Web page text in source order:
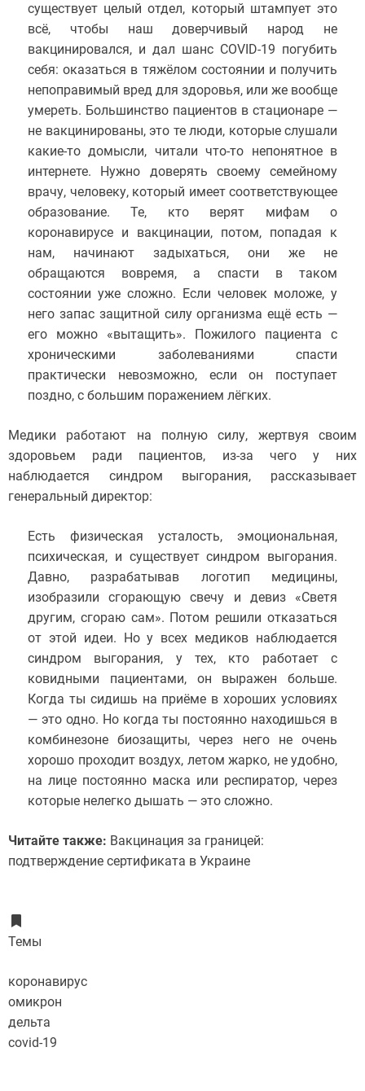
существует целый отдел, который штампует это
всё, чтобы наш доверчивый народ не
вакцинировался, и дал шанс COVID-19 погубить
себя: оказаться в тяжёлом состоянии и получить
непоправимый вред для здоровья, или же вообще
умереть. Большинство пациентов в стационаре —
не вакцинированы, это те люди, которые слушали
какие-то домысли, читали что-то непонятное в
интернете. Нужно доверять своему семейному
врачу, человеку, который имеет соответствующее
образование. Те, кто верят мифам о
коронавирусе и вакцинации, потом, попадая к
нам, начинают задыхаться, они же не
обращаются вовремя, а спасти в таком
состоянии уже сложно. Если человек моложе, у
него запас защитной силу организма ещё есть —
его можно «вытащить». Пожилого пациента с
хроническими заболеваниями спасти
практически невозможно, если он поступает
поздно, с большим поражением лёгких.
Медики работают на полную силу, жертвуя своим
здоровьем ради пациентов, из-за чего у них
наблюдается синдром выгорания, рассказывает
генеральный директор:
Есть физическая усталость, эмоциональная,
психическая, и существует синдром выгорания.
Давно, разрабатывав логотип медицины,
изобразили сгорающую свечу и девиз «Светя
другим, сгораю сам». Потом решили отказаться
от этой идеи. Но у всех медиков наблюдается
синдром выгорания, у тех, кто работает с
ковидными пациентами, он выражен больше.
Когда ты сидишь на приёме в хороших условиях
— это одно. Но когда ты постоянно находишься в
комбинезоне биозащиты, через него не очень
хорошо проходит воздух, летом жарко, не удобно,
на лице постоянно маска или респиратор, через
которые нелегко дышать — это сложно.
Читайте также: Вакцинация за границей:
подтверждение сертификата в Украине
Темы
коронавирус
омикрон
дельта
covid-19